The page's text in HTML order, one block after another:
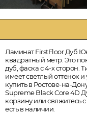
Ламинат FirstFloor Дуб
квадратный метр. Это
дуб, фаска с 4-х сторон.
имеет светлый оттенок
купить в Ростове-на-
Supreme Black Core 4D
корзину или свяжитесь
есть в наличии.